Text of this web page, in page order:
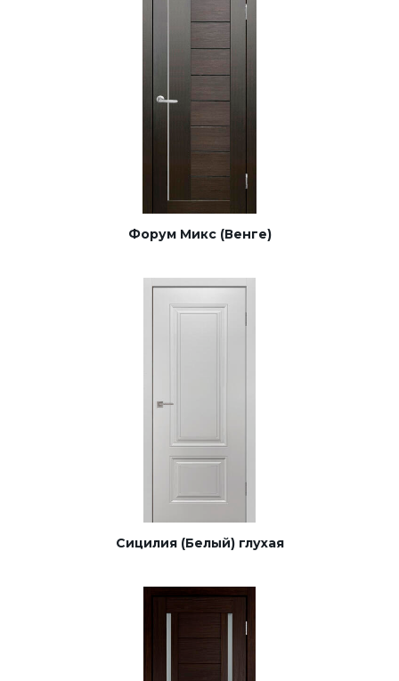
Форум Микс (Венге)
Сицилия (Белый) глухая